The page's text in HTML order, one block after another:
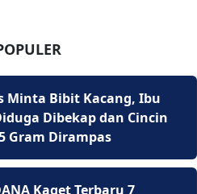
Minta Bibit Kacang, Ibu
Dibekap dan Cincin
Gram Dirampas
Kaget Terbaru 7